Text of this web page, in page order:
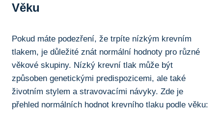
Věku
Pokud máte podezření, že trpíte nízkým krevním
tlakem, je důležité znát normální hodnoty pro různé
věkové skupiny. Nízký krevní tlak může být
způsoben genetickými predispozicemi, ale také
životním stylem a stravovacími návyky. Zde je
přehled normálních hodnot krevního tlaku podle věku: